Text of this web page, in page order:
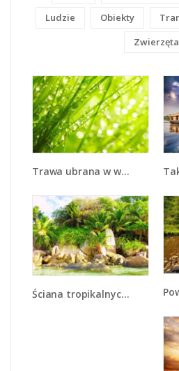
Ludzie
Obiekty
Zwierzęta
Trawa ubrana w wodne korale - KN341
Ściana tropikalnych drzew - KN086